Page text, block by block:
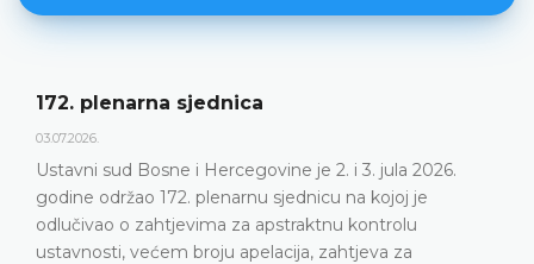
172. plenarna sjednica
03.07.2026.
Ustavni sud Bosne i Hercegovine je 2. i 3. jula 2026.
godine održao 172. plenarnu sjednicu na kojoj je
odlučivao o zahtjevima za apstraktnu kontrolu
ustavnosti, većem broju apelacija, zahtjeva za